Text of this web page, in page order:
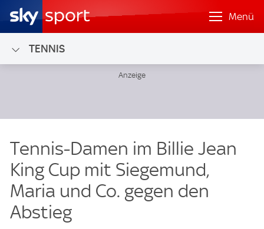
Menü
TENNIS
Tennis-Damen im Billie Jean
King Cup mit Siegemund,
Maria und Co. gegen den
Abstieg